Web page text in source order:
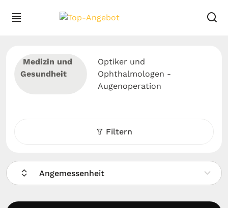
Medizin und
Gesundheit
Optiker und
Ophthalmologen -
Augenoperation
Filtern
Angemessenheit